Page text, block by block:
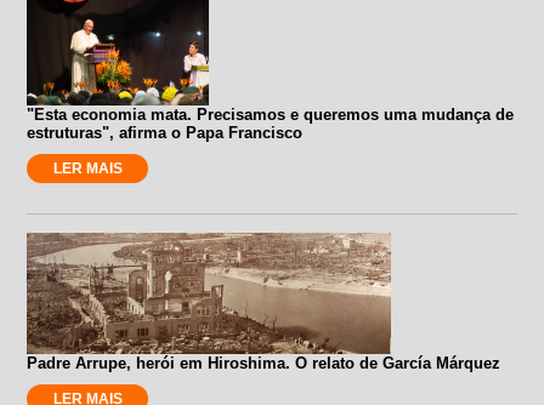
"Esta economia mata. Precisamos e queremos uma mudança de
estruturas", afirma o Papa Francisco
LER MAIS
Padre Arrupe, herói em Hiroshima. O relato de García Márquez
LER MAIS